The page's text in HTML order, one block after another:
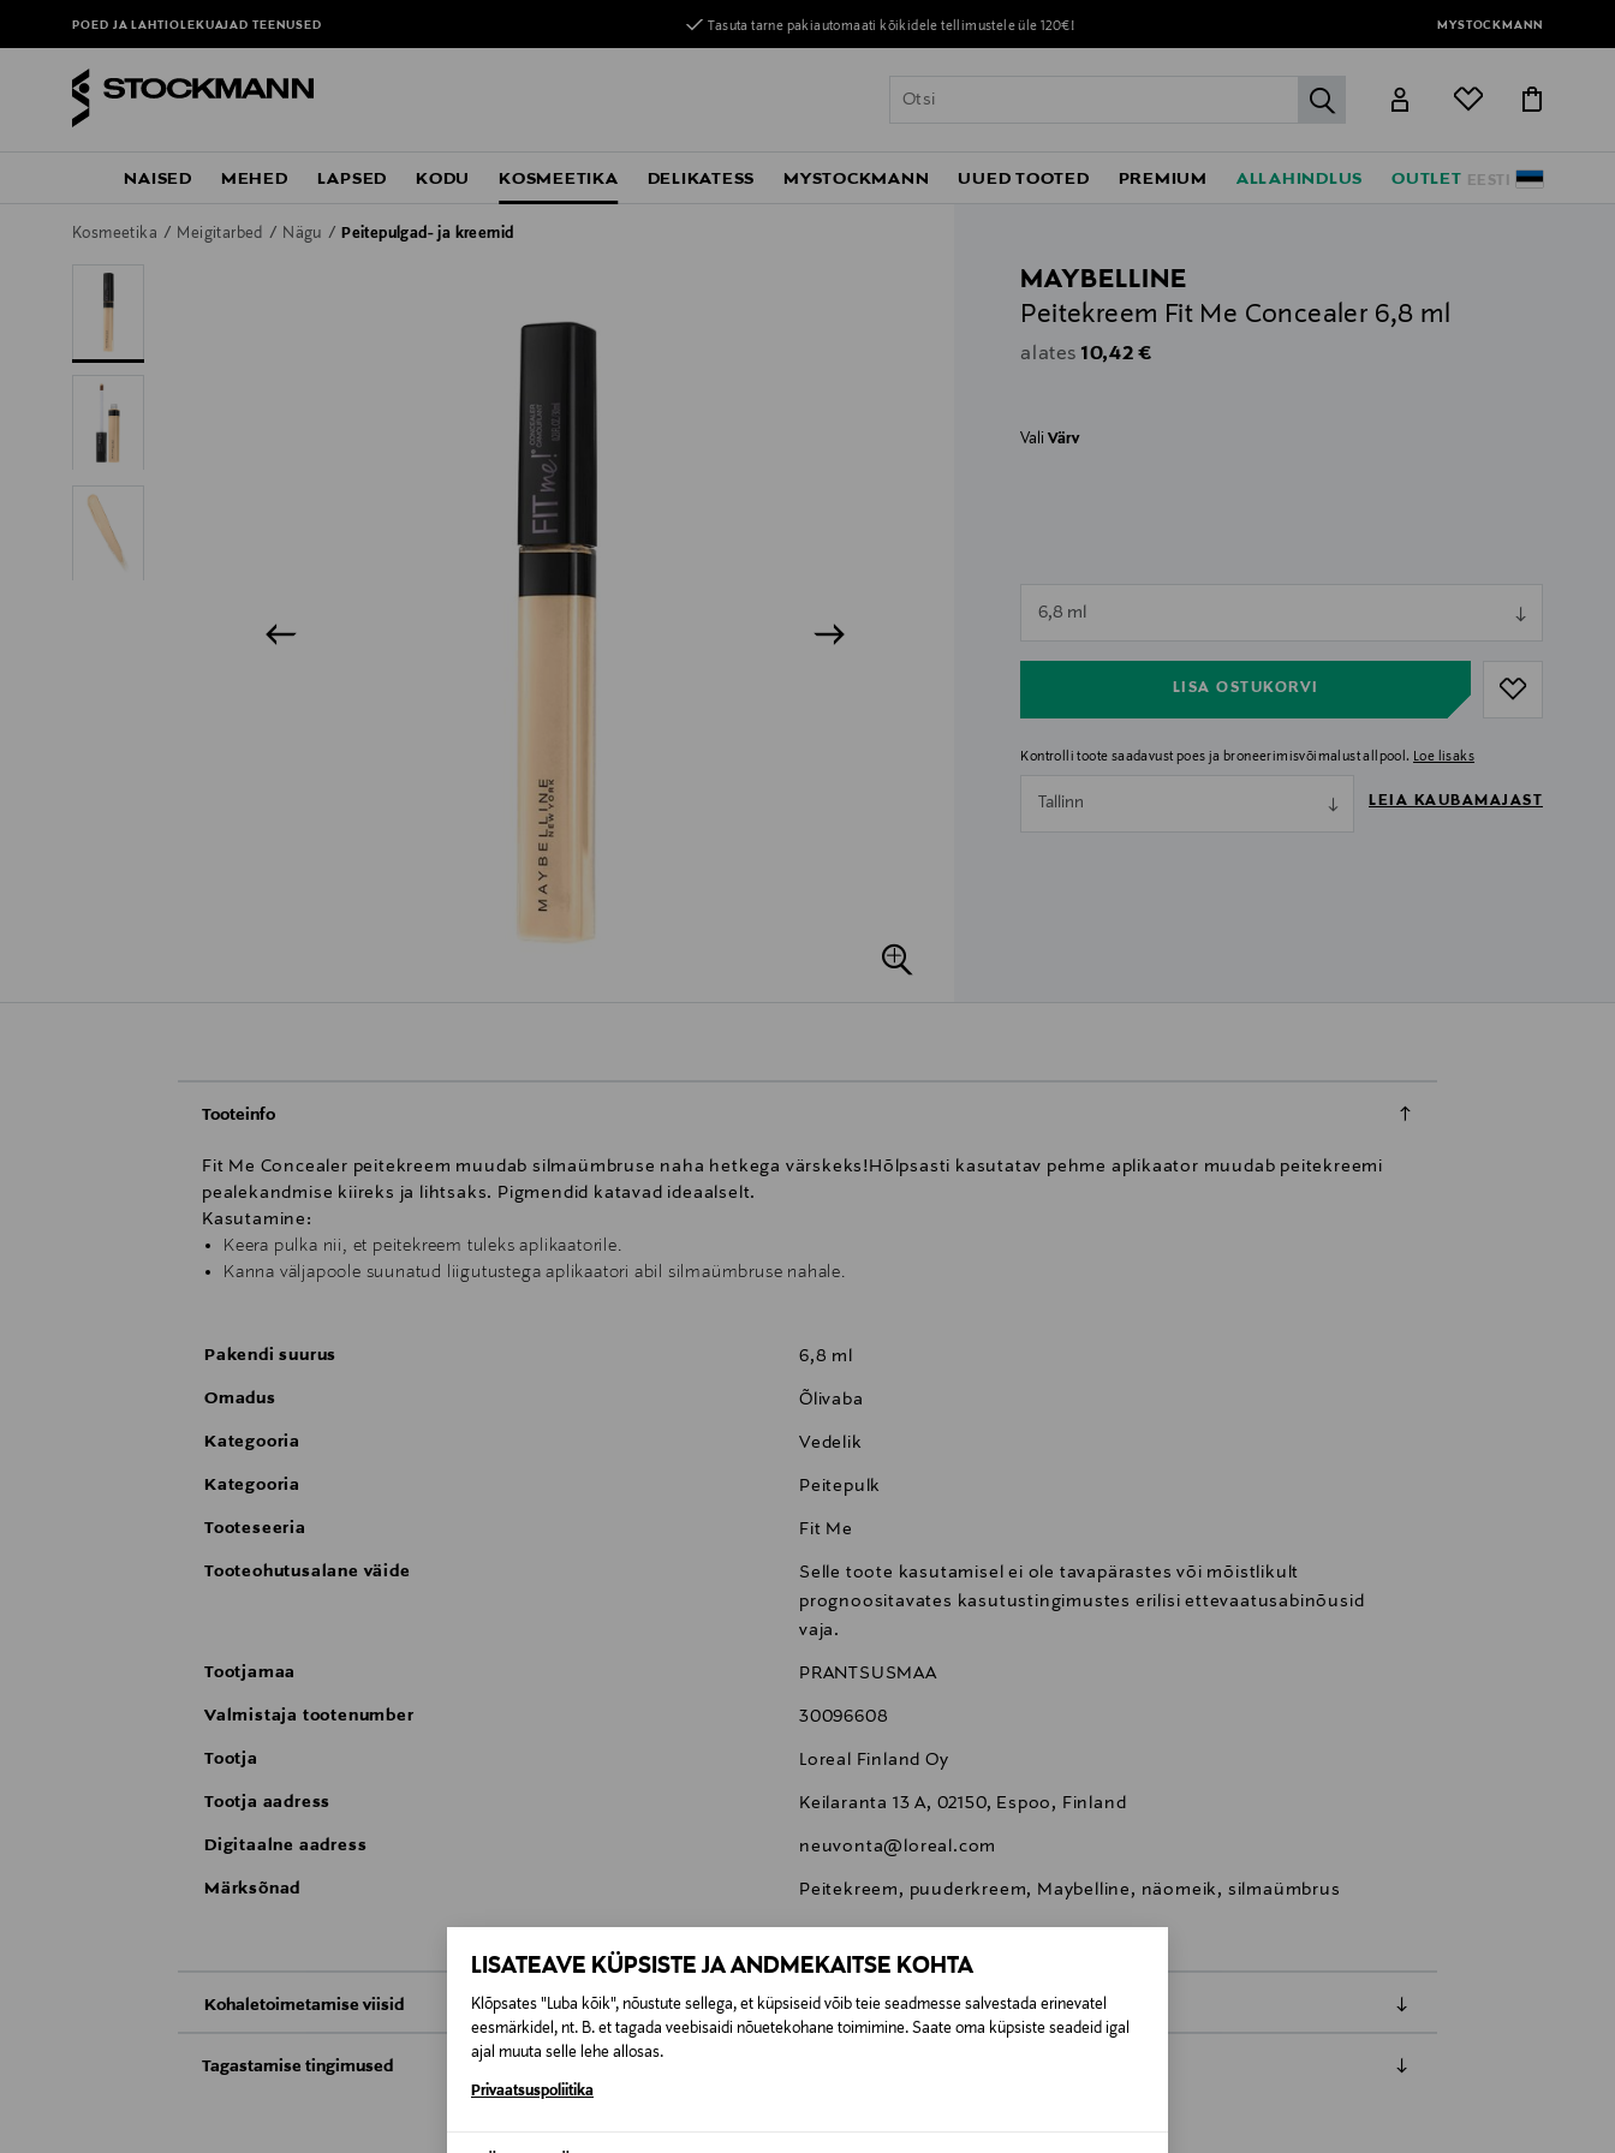
LISATEAVE KÜPSISTE JA ANDMEKAITSE KOHTA
Klõpsates "Luba kõik", nõustute sellega, et küpsiseid võib teie seadmesse salvestada erinevatel
eesmärkidel, nt. B. et tagada veebisaidi nõuetekohane toimimine. Saate oma küpsiste seadeid igal
ajal muuta selle lehe allosas.
Privaatsuspoliitika
POED JA LAHTIOLEKUAJADTEENUSED Tasuta tarne pakiautomaati kõikidele tellimustele üle 120€! MYSTOCKMANN
label.header.go
EESTI
NAISED MEHED LAPSED KODU KOSMEETIKA DELIKATESS MYSTOCKMANN UUED TOOTED PREMIUM ALLAHINDLUS OUTLET
Kosmeetika Meigitarbed Nägu Peitepulgad- ja kreemid
MAYBELLINE
Peitekreem Fit Me Concealer 6,8 ml
alates Original Price
10,42 €
ValiVärv
6,8 ml
LISA OSTUKORVI
null
Kontrolli toote saadavust poes ja broneerimisvõimalust allpool. Loe lisaks
Tallinn LEIA KAUBAMAJAST
Tooteinfo
Fit Me Concealer peitekreem muudab silmaümbruse naha hetkega värskeks!Hõlpsasti kasutatav pehme aplikaator muudab peitekreemi
pealekandmise kiireks ja lihtsaks. Pigmendid katavad ideaalselt.
Kasutamine:
Keera pulka nii, et peitekreem tuleks aplikaatorile.
Kanna väljapoole suunatud liigutustega aplikaatori abil silmaümbruse nahale.
Pakendi suurus 6,8 ml
Omadus Õlivaba
Kategooria Vedelik
Kategooria Peitepulk
Tooteseeria Fit Me
Tooteohutusalane väide
Selle toote kasutamisel ei ole tavapärastes või mõistlikult
prognoositavates kasutustingimustes erilisi ettevaatusabinõusid
vaja.
Tootjamaa PRANTSUSMAA
Valmistaja tootenumber 30096608
Tootja Loreal Finland Oy
Tootja aadress Keilaranta 13 A, 02150, Espoo, Finland
Digitaalne aadress neuvonta@loreal.com
Märksõnad Peitekreem, puuderkreem, Maybelline, näomeik, silmaümbrus
Kohaletoimetamise viisid
Tagastamise tingimused